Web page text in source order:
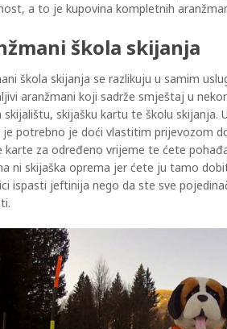
a to je kupovina kompletnih
škola skijanja
škola skijanja se razlikuju u samim
aranžmani koji sadrže smještaj u
skijalištu, skijašku kartu te školu skijanja.
je potrebno je doći vlastitim prijevozom
karte za određeno vrijeme te ćete
ni skijaška oprema jer ćete ju tamo
ispasti jeftinija nego da ste sve